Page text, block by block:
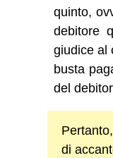
quinto,
debitore
giudice al
busta
del
di